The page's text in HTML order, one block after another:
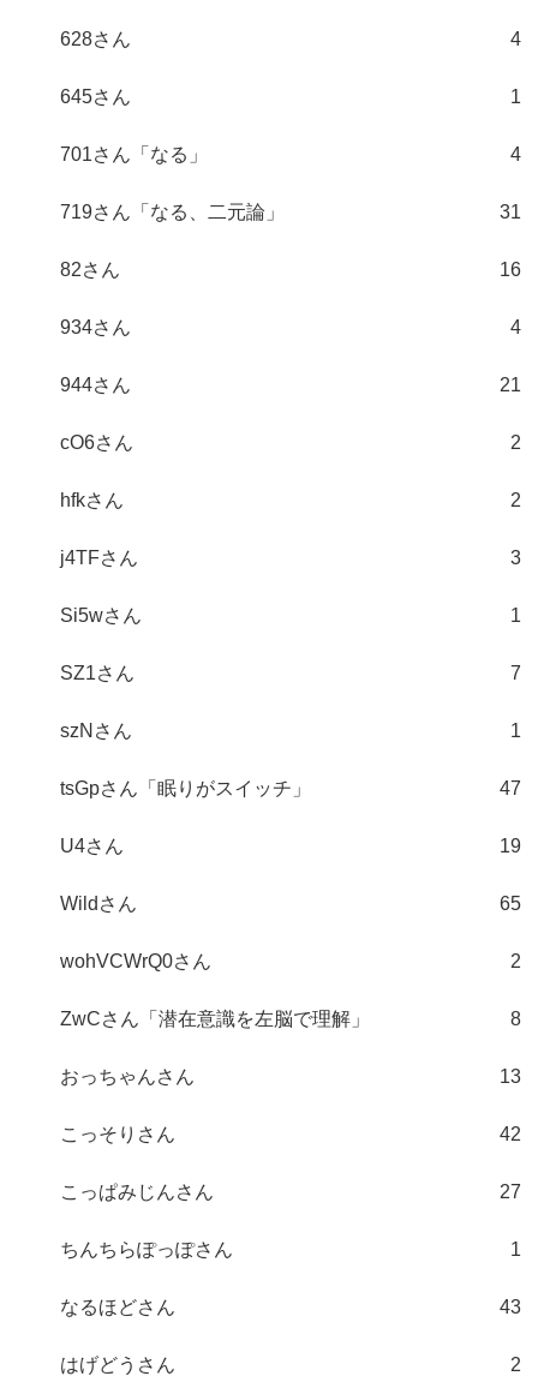
628さん 4
645さん 1
701さん「なる」 4
719さん「なる、二元論」 31
82さん 16
934さん 4
944さん 21
cO6さん 2
hfkさん 2
j4TFさん 3
Si5wさん 1
SZ1さん 7
szNさん 1
tsGpさん「眠りがスイッチ」 47
U4さん 19
Wildさん 65
wohVCWrQ0さん 2
ZwCさん「潜在意識を左脳で理解」 8
おっちゃんさん 13
こっそりさん 42
こっぱみじんさん 27
ちんちらぽっぽさん 1
なるほどさん 43
はげどうさん 2